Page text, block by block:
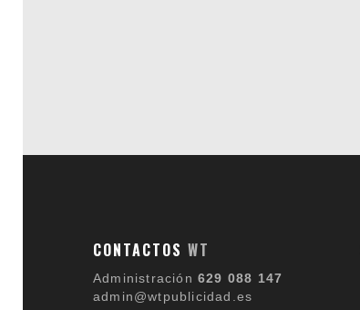
CONTACTOS WT
Administración 629 088 147
admin@wtpublicidad.es